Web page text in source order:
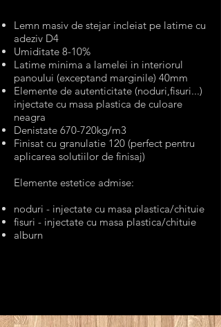
Lemn masiv de stejar incleiat pe latime cu
adeziv D4
Umiditate 8-10%
Latime minima a lamelei in interiorul
panoului (exceptand marginile) 40mm
Elemente de autenticitate (noduri,fisuri...)
injectate cu masa plastica de culoare
neagra
Denistate 670-720kg/m3
Finisat cu granulatie 120 (perfect pentru
aplicarea solutiilor de finisaj)
Elemente estetice admise:​
noduri - injectate cu masa plastica/chituie
fisuri - injectate cu masa plastica/chituie
alburn